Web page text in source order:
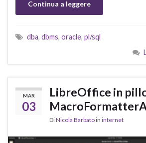
Continua a leggere
dba, dbms, oracle, pl/sql
MAR
03
LibreOffice in
DiNicola Barbatoin internet